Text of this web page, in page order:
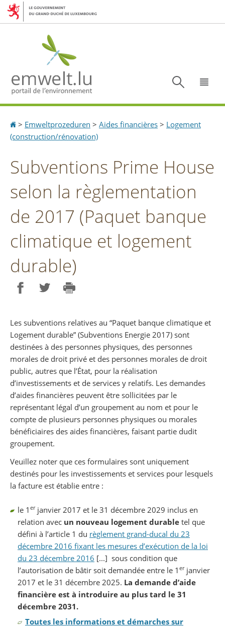
Aller
Aller
Accueil
> Emweltprozeduren > Aides financières > Logement
(construction/rénovation)
Subventions Prime House
selon la règlementation
de 2017 (Paquet banque
climatique et logement
durable)
Les subventions relatives au “Paquet banque climatique et
Logement durable” (Subventions Energie 2017) sont
destinées à des personnes physiques, des personnes
morales de droit privé et des personnes morales de droit
public, autres que l’État, pour la réalisation
d’investissements et de services y relatifs. Les demandes
d’aides financières peuvent être sollicitées par le
représentant légal d’un groupement au nom et pour le
compte de plusieurs personnes physiques ou morales
bénéficiaires des aides financières, faisant partie dudit
groupement.
Veuillez noter que ces formulaires sont uniquement
destinés pour les investissements et services pour lesquels
la facture est établie entre :
le 1 erjanvier 2017 et le 31 décembre 2029 inclus en
relation avec un nouveau logement durable tel que
défini à l’article 1 du règlement grand-ducal du 23
décembre 2016 fixant les mesures d’exécution de la loi
du 23 décembre 2016 [...] sous condition que
l’autorisation de bâtir soit demandée entre le 1 erjanvier
2017 et le 31 décembre 2025. La demande d’aide
financière est à introduire au plus tard le 31
décembre 2031.
Toutes les informations et démarches sur